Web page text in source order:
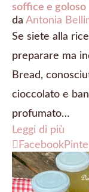
soffice e goloso
da Antonia
Se siete alla
preparare ma
Bread,
cioccolato e
profumato…
Leggi di più
Facebook